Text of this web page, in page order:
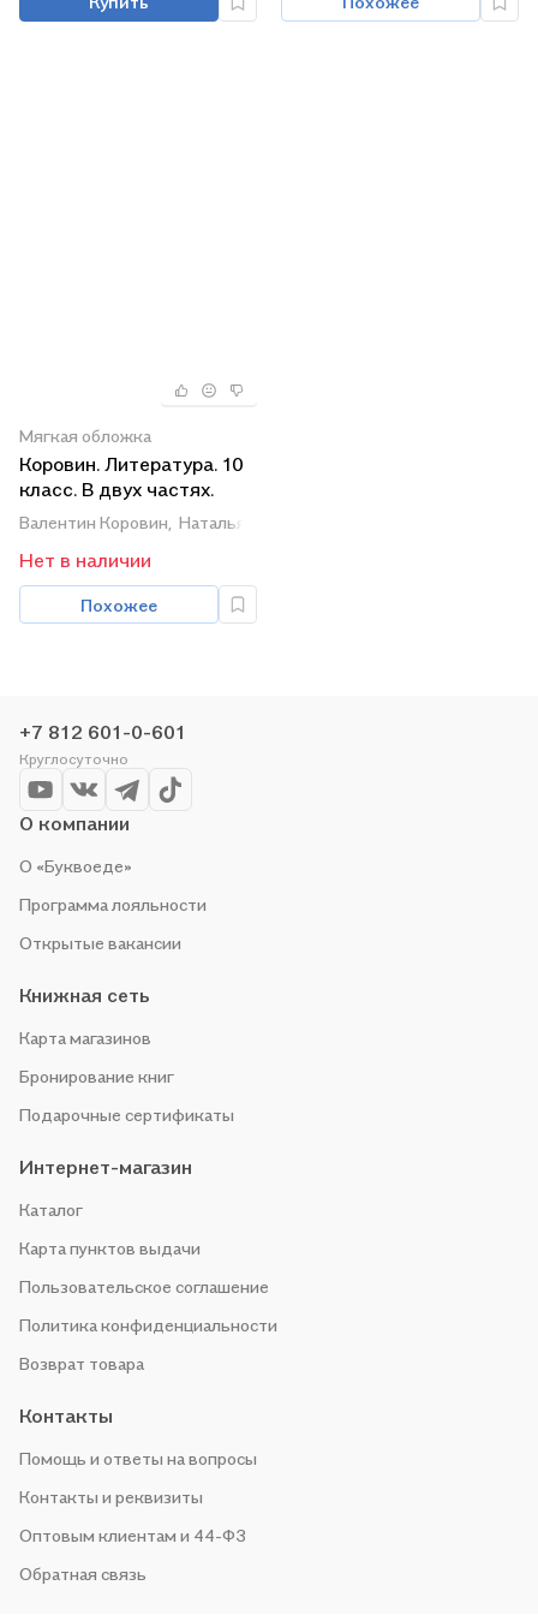
Мягкая обложка
Коровин. Литература. 10
класс. В двух частях.
Часть 1. Учебное
Валентин Коровин, Наталья Вершинина,
Нет в наличии
Похожее
+7 812 601-0-601
Круглосуточно
О компании
О «Буквоеде»
Программа лояльности
Открытые вакансии
Книжная сеть
Карта магазинов
Бронирование книг
Подарочные сертификаты
Интернет-магазин
Каталог
Карта пунктов выдачи
Пользовательское соглашение
Политика конфиденциальности
Возврат товара
Контакты
Помощь и ответы на вопросы
Контакты и реквизиты
Оптовым клиентам и 44-ФЗ
Обратная связь